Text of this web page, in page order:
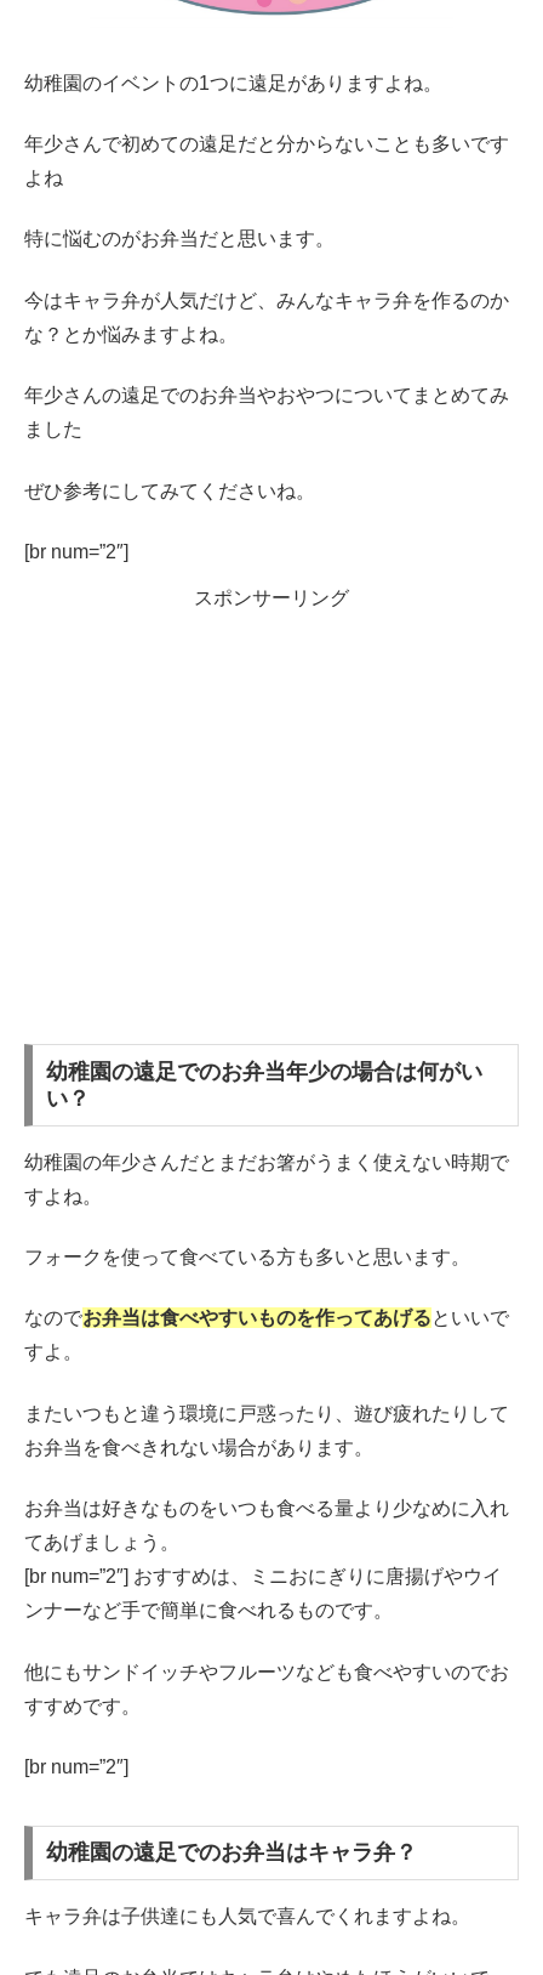
幼稚園のイベントの1つに遠足がありますよね。
年少さんで初めての遠足だと分からないことも多いです
よね
特に悩むのがお弁当だと思います。
今はキャラ弁が人気だけど、みんなキャラ弁を作るのか
な？とか悩みますよね。
年少さんの遠足でのお弁当やおやつについてまとめてみ
ました
ぜひ参考にしてみてくださいね。
[br num=”2″]
スポンサーリング
幼稚園の遠足でのお弁当年少の場合は何がい
い？
幼稚園の年少さんだとまだお箸がうまく使えない時期で
すよね。
フォークを使って食べている方も多いと思います。
なのでお弁当は食べやすいものを作ってあげるといいで
すよ。
またいつもと違う環境に戸惑ったり、遊び疲れたりして
お弁当を食べきれない場合があります。
お弁当は好きなものをいつも食べる量より少なめに入れ
てあげましょう。
[br num=”2″] おすすめは、ミニおにぎりに唐揚げやウイ
ンナーなど手で簡単に食べれるものです。
他にもサンドイッチやフルーツなども食べやすいのでお
すすめです。
[br num=”2″]
幼稚園の遠足でのお弁当はキャラ弁？
キャラ弁は子供達にも人気で喜んでくれますよね。